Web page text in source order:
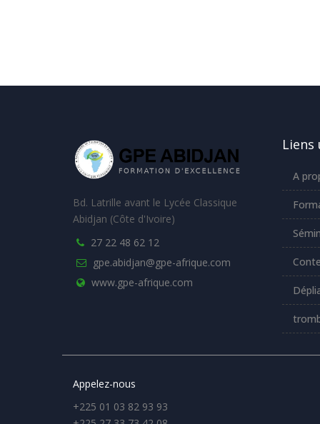
Bd. Latrille avant le Lycée Classique
Abidjan (Côte d'Ivoire)
27 22 48 62 12
gpe.abidjan@gpe-afrique.com
www.gpe-afrique.com
Liens
A
Appelez-nous
+225 01 03 82 93 93